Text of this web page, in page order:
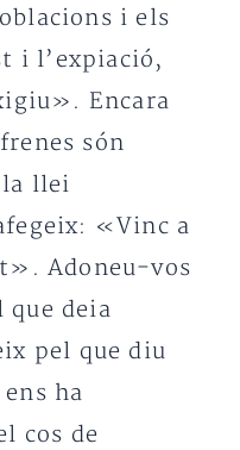
i els
i l’expiació,
Encara
són
la llei
«Vinc a
Adoneu-vos
deia
pel que diu
ha
cos de